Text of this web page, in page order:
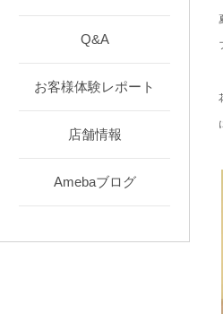
Q&A
お客様体験レポート
店舗情報
Amebaブログ